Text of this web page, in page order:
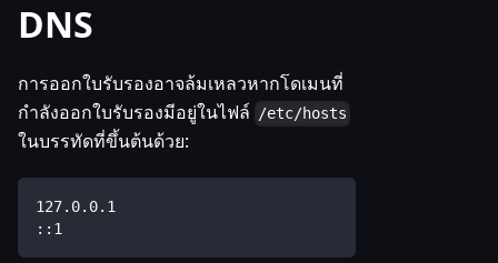
DNS
การออกใบรับรองอาจล้มเหลวหากโดเมนที่
กำลังออกใบรับรองมีอยู่ในไฟล์ /etc/hosts
ในบรรทัดที่ขึ้นต้นด้วย:
127.0.0.1
::1